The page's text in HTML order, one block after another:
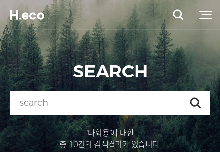
SEARCH
"다회용"에 대한
총 10건의 검색결과가 있습니다.